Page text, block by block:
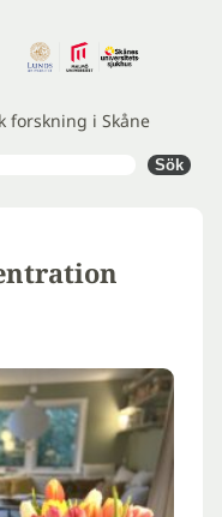
forskning i Skåne
Sök